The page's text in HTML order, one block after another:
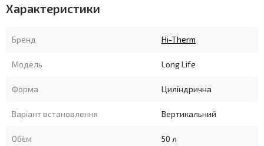
Характеристики
Бренд Hi-Therm
Модель Long Life
Форма Циліндрична
Варіант встановлення Вертикальний
Об`єм 50 л